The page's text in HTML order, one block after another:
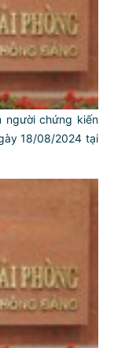
người chứng kiến
18/08/2024 tại